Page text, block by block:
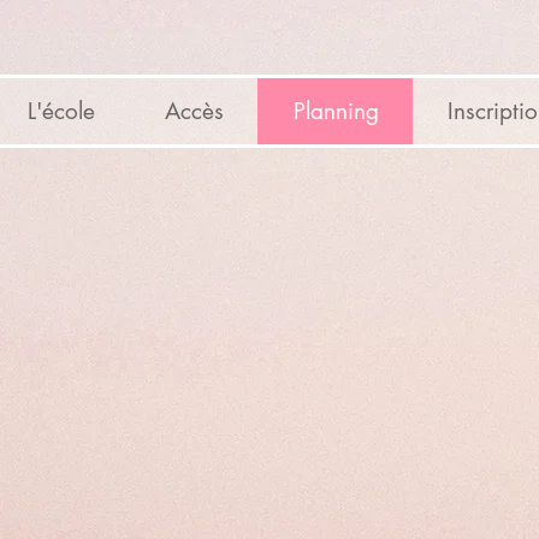
L'école Accès Planning